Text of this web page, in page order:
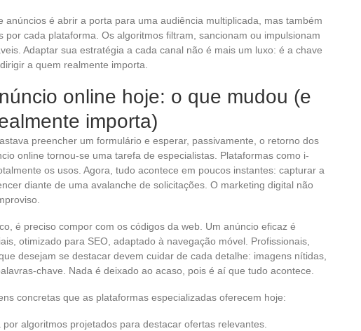
anúncios é abrir a porta para uma audiência multiplicada, mas também
por cada plataforma. Os algoritmos filtram, sancionam ou impulsionam
Adaptar sua estratégia a cada canal não é mais um luxo: é a chave
a quem realmente importa.
online hoje: o que mudou (e
importa)
preencher um formulário e esperar, passivamente, o retorno dos
online tornou-se uma tarefa de especialistas. Plataformas como i-
os usos. Agora, tudo acontece em poucos instantes: capturar a
diante de uma avalanche de solicitações. O marketing digital não
é preciso compor com os códigos da web. Um anúncio eficaz é
otimizado para SEO, adaptado à navegação móvel. Profissionais,
desejam se destacar devem cuidar de cada detalhe: imagens nítidas,
chave. Nada é deixado ao acaso, pois é aí que tudo acontece.
concretas que as plataformas especializadas oferecem hoje:
por algoritmos projetados para destacar ofertas relevantes.